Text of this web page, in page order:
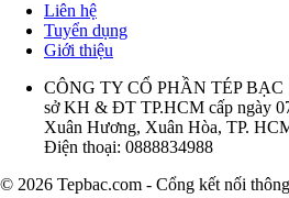
Liên hệ
Tuyển dụng
Giới thiệu
CÔNG TY CỔ PHẦN TÉP BẠC
sở KH & ĐT TP.HCM cấp ngày
Xuân Hương, Xuân Hòa, TP.
Điện thoại: 0888834988
© 2026 Tepbac.com - Cổng kết nối